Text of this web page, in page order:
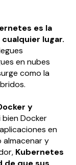
es la
lugar.
en nubes
como la
y
bien Docker
en
y
Kubernetes